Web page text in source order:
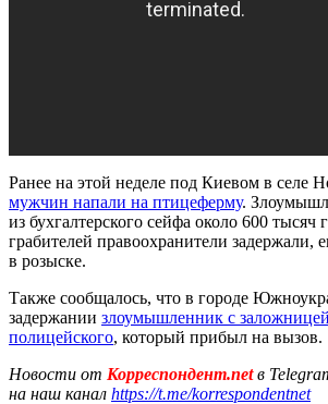
Ранее на этой неделе под Киевом в селе
мужчин напали на птицеферму.
из бухгалтерского сейфа около 600 тысяч
грабителей правоохранители задержали,
в розыске.
Также сообщалось, что в городе
задержании злоумышленник с
полицейского, который прибыл на вызов.
Новости от Корреспондент.netв
на наш канал https://t.me/korrespondentnet